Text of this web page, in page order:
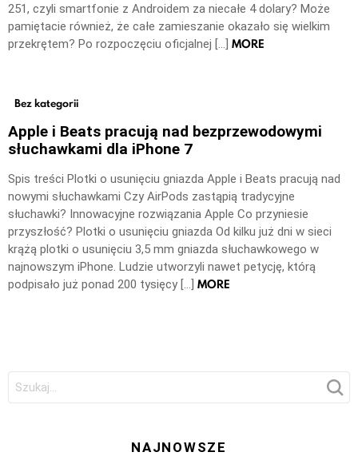
251, czyli smartfonie z Androidem za niecałe 4 dolary? Może
pamiętacie również, że całe zamieszanie okazało się wielkim
przekrętem? Po rozpoczęciu oficjalnej […] MORE
Bez kategorii
Apple i Beats pracują nad bezprzewodowymi
słuchawkami dla iPhone 7
Spis treści Plotki o usunięciu gniazda Apple i Beats pracują nad
nowymi słuchawkami Czy AirPods zastąpią tradycyjne
słuchawki? Innowacyjne rozwiązania Apple Co przyniesie
przyszłość? Plotki o usunięciu gniazda Od kilku już dni w sieci
krążą plotki o usunięciu 3,5 mm gniazda słuchawkowego w
najnowszym iPhone. Ludzie utworzyli nawet petycję, którą
podpisało już ponad 200 tysięcy […] MORE
Szukaj:
NAJNOWSZE